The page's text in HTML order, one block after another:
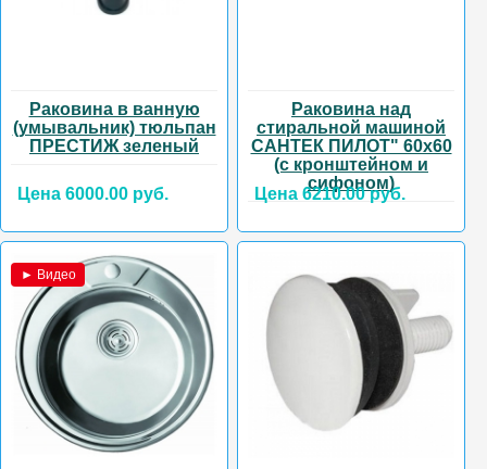
Раковина в ванную
(умывальник) тюльпан
ПРЕСТИЖ зеленый
Цена 6000.00 руб.
Раковина над
стиральной машиной
САНТЕК ПИЛОТ" 60х60
(с кронштейном и
сифоном)
Цена 6210.00 руб.
► Видео